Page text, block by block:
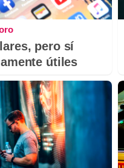
pero sí
útiles